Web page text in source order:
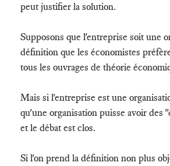
peut justifier la solution.
Supposons que l'entreprise soit une
définition que les économistes
tous les ouvrages de théorie
Mais si l'entreprise est une
qu'une organisation puisse avoir des
et le débat est clos.
Si l'on prend la définition non plus